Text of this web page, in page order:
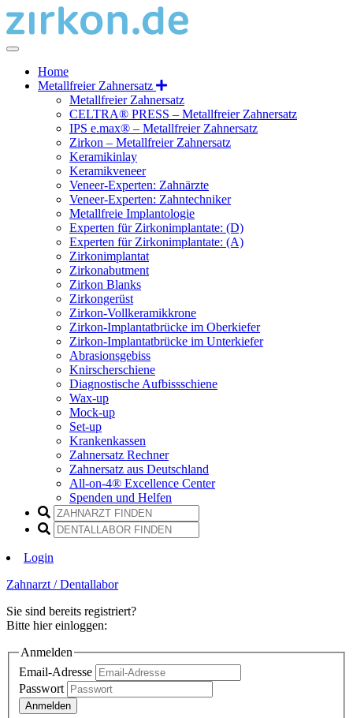
Home
Metallfreier Zahnersatz
Metallfreier Zahnersatz
CELTRA® PRESS – Metallfreier Zahnersatz
IPS e.max® – Metallfreier Zahnersatz
Zirkon – Metallfreier Zahnersatz
Keramikinlay
Keramikveneer
Veneer-Experten: Zahnärzte
Veneer-Experten: Zahntechniker
Metallfreie Implantologie
Experten für Zirkonimplantate: (D)
Experten für Zirkonimplantate: (A)
Zirkonimplantat
Zirkonabutment
Zirkon Blanks
Zirkongerüst
Zirkon-Vollkeramikkrone
Zirkon-Implantatbrücke im Oberkiefer
Zirkon-Implantatbrücke im Unterkiefer
Abrasionsgebiss
Knirscherschiene
Diagnostische Aufbissschiene
Wax-up
Mock-up
Set-up
Krankenkassen
Zahnersatz Rechner
Zahnersatz aus Deutschland
All-on-4® Excellence Center
Spenden und Helfen
Login
Zahnarzt / Dentallabor
Sie sind bereits registriert?
Bitte hier einloggen:
Anmelden
Email-Adresse
Passwort